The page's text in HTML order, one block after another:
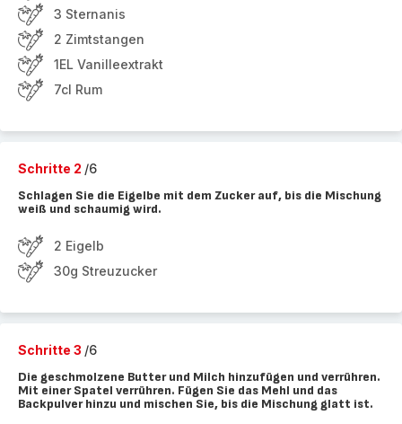
3 Sternanis
2 Zimtstangen
1EL Vanilleextrakt
7cl Rum
Schritte 2 /6
Schlagen Sie die Eigelbe mit dem Zucker auf, bis die Mischung
weiß und schaumig wird.
2 Eigelb
30g Streuzucker
Schritte 3 /6
Die geschmolzene Butter und Milch hinzufügen und verrühren.
Mit einer Spatel verrühren. Fügen Sie das Mehl und das
Backpulver hinzu und mischen Sie, bis die Mischung glatt ist.